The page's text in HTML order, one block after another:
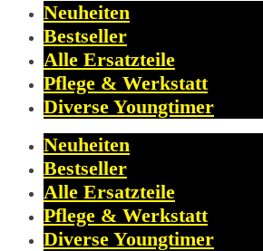
Neuheiten
Bestseller
Alle Ersatzteile
Pflege & Werkstatt
Diverse Youngtimer
Neuheiten
Bestseller
Alle Ersatzteile
Pflege & Werkstatt
Diverse Youngtimer